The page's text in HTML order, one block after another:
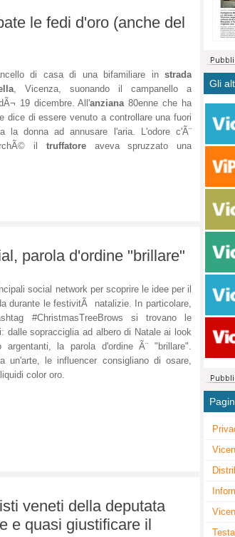
le fedi d'oro (anche del
di casa di una bifamiliare in strada
, Vicenza, suonando il campanello a
19 dicembre. All'anziana80enne che ha
dice di essere venuto a controllare una fuori
la donna ad annusare l'aria. L'odore c'Ã¨
il truffatore aveva spruzzato una
parola d'ordine "brillare"
social network per scoprire le idee per il
durante le festivitÃ natalizie. In particolare,
#ChristmasTreeBrows si trovano le
dalle sopracciglia ad albero di Natale ai look
la parola d'ordine Ã¨ "brillare".
un'arte, le influencer consigliano di osare,
color oro.
veneti della deputata
e quasi giustificare il
la
ma
pace
fatto
dei
alta
Gli